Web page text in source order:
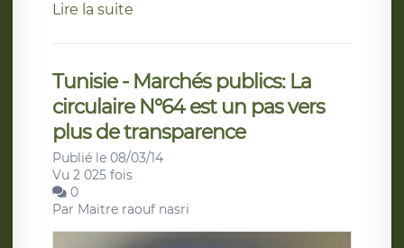
Lire la suite
Tunisie - Marchés publics: La
circulaire N°64 est un pas vers
plus de transparence
Publié le 08/03/14
Vu 2 025 fois
0
Par Maitre raouf nasri